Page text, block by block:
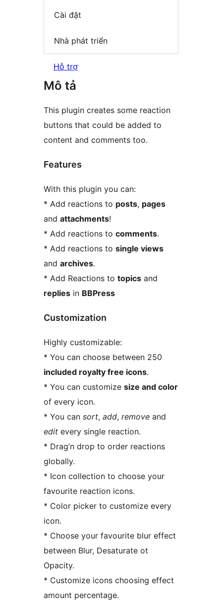
Cài đặt
Nhà phát triển
Hỗ trợ
Mô tả
This plugin creates some reaction
buttons that could be added to
content and comments too.
Features
With this plugin you can:
* Add reactions to posts, pages
and attachments!
* Add reactions to comments.
* Add reactions to single views
and archives.
* Add Reactions to topics and
replies in BBPress
Customization
Highly customizable:
* You can choose between 250
included royalty free icons.
* You can customize size and color
of every icon.
* You can sort, add, remove and
edit every single reaction.
* Drag’n drop to order reactions
globally.
* Icon collection to choose your
favourite reaction icons.
* Color picker to customize every
icon.
* Choose your favourite blur effect
between Blur, Desaturate ot
Opacity.
* Customize icons choosing effect
amount percentage.